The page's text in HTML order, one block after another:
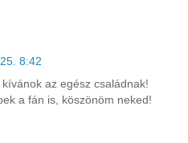
8:42
az egész családnak!
a fán is, köszönöm neked!